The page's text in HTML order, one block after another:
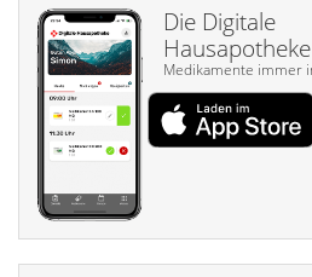
Die Digitale
Hausapotheke
Medikamente immer